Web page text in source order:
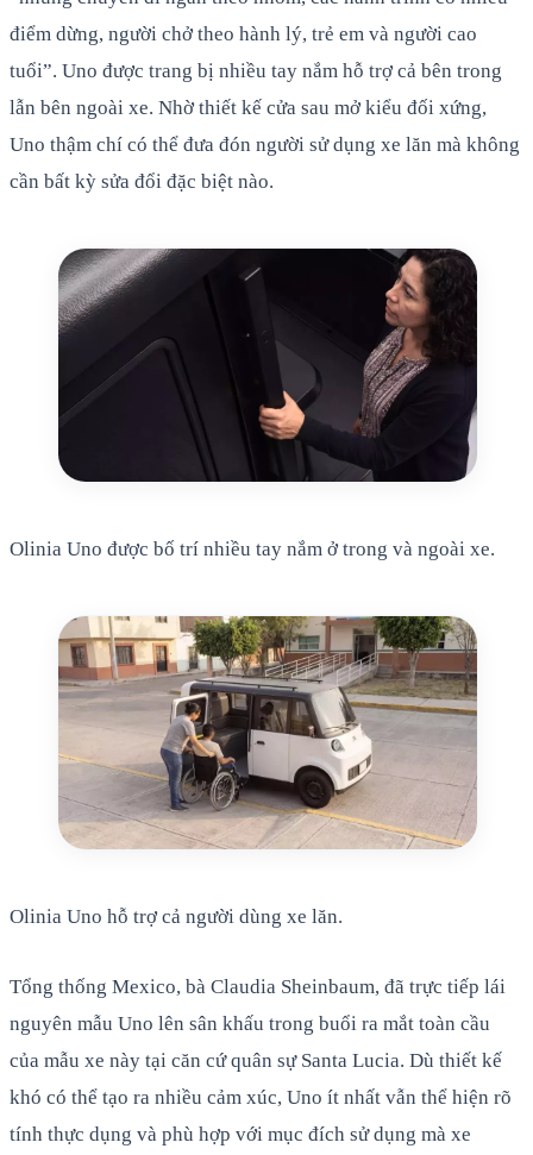
điểm dừng, người chở theo hành lý, trẻ em và người cao
tuổi”. Uno được trang bị nhiều tay nắm hỗ trợ cả bên trong
lẫn bên ngoài xe. Nhờ thiết kế cửa sau mở kiểu đối xứng,
Uno thậm chí có thể đưa đón người sử dụng xe lăn mà không
cần bất kỳ sửa đổi đặc biệt nào.
Olinia Uno được bố trí nhiều tay nắm ở trong và ngoài xe.
Olinia Uno hỗ trợ cả người dùng xe lăn.
Tổng thống Mexico, bà Claudia Sheinbaum, đã trực tiếp lái
nguyên mẫu Uno lên sân khấu trong buổi ra mắt toàn cầu
của mẫu xe này tại căn cứ quân sự Santa Lucia. Dù thiết kế
khó có thể tạo ra nhiều cảm xúc, Uno ít nhất vẫn thể hiện rõ
tính thực dụng và phù hợp với mục đích sử dụng mà xe